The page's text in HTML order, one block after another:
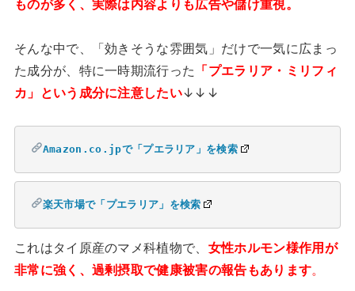
ものが多く、実際は内容よりも広告や儲け重視。
そんな中で、「効きそうな雰囲気」だけで一気に広まっ
た成分が、特に一時期流行った 「プエラリア・ミリフィ
カ」という成分に注意したい↓↓↓
Amazon.co.jpで「プエラリア」を検索
楽天市場で「プエラリア」を検索
これはタイ原産のマメ科植物で、 女性ホルモン様作用が
非常に強く、過剰摂取で健康被害の報告もあります。